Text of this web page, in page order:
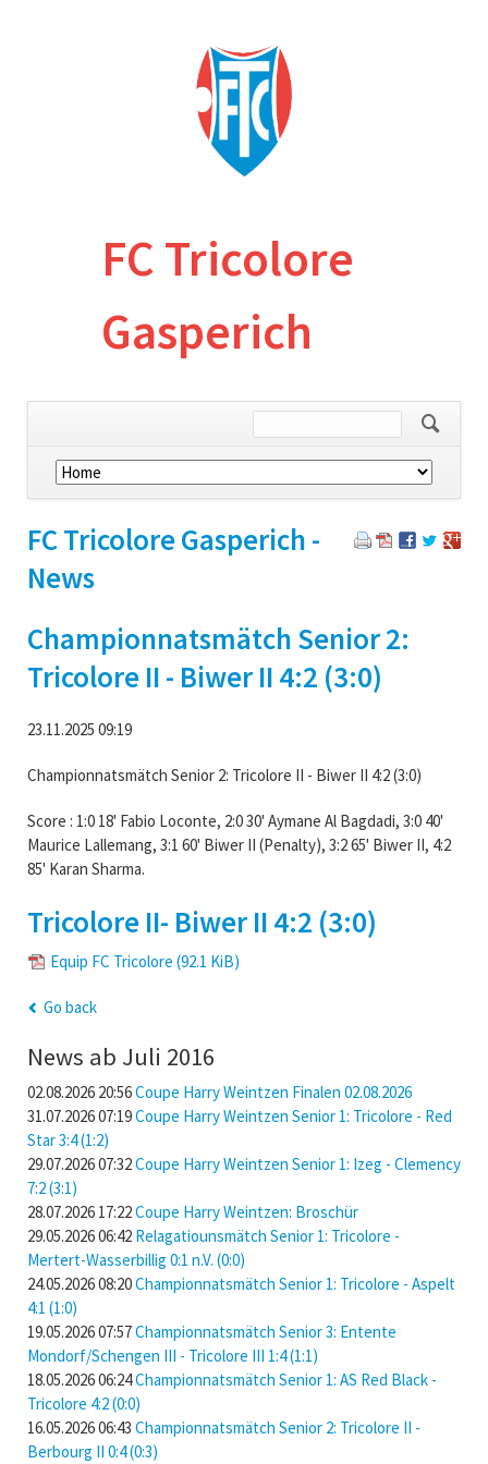
FC Tricolore
Gasperich
navigation
FC Tricolore Gasperich -
News
Championnatsmätch Senior 2:
Tricolore II - Biwer II 4:2 (3:0)
23.11.2025 09:19
Championnatsmätch Senior 2: Tricolore II - Biwer II 4:2 (3:0)
Score : 1:0 18' Fabio Loconte, 2:0 30' Aymane Al Bagdadi, 3:0 40'
Maurice Lallemang, 3:1 60' Biwer II (Penalty), 3:2 65' Biwer II, 4:2
85' Karan Sharma.
Tricolore II- Biwer II 4:2 (3:0)
Equip FC Tricolore (92.1 KiB)
Go back
News ab Juli 2016
02.08.2026 20:56Coupe Harry Weintzen Finalen 02.08.2026
31.07.2026 07:19Coupe Harry Weintzen Senior 1: Tricolore - Red
Star 3:4 (1:2)
29.07.2026 07:32Coupe Harry Weintzen Senior 1: Izeg - Clemency
7:2 (3:1)
28.07.2026 17:22Coupe Harry Weintzen: Broschür
29.05.2026 06:42 Relagatiounsmätch Senior 1: Tricolore -
Mertert-Wasserbillig 0:1 n.V. (0:0)
24.05.2026 08:20Championnatsmätch Senior 1: Tricolore - Aspelt
4:1 (1:0)
19.05.2026 07:57Championnatsmätch Senior 3: Entente
Mondorf/Schengen III - Tricolore III 1:4 (1:1)
18.05.2026 06:24Championnatsmätch Senior 1: AS Red Black -
Tricolore 4:2 (0:0)
16.05.2026 06:43 Championnatsmätch Senior 2: Tricolore II -
Berbourg II 0:4 (0:3)